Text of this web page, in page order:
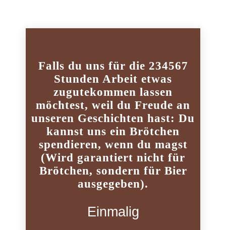
Falls du uns für die 234567
Stunden Arbeit etwas
zugutekommen lassen
möchtest, weil du Freude an
unseren Geschichten hast: Du
kannst uns ein Brötchen
spendieren, wenn du magst
(Wird garantiert nicht für
Brötchen, sondern für Bier
ausgegeben).
Einmalig